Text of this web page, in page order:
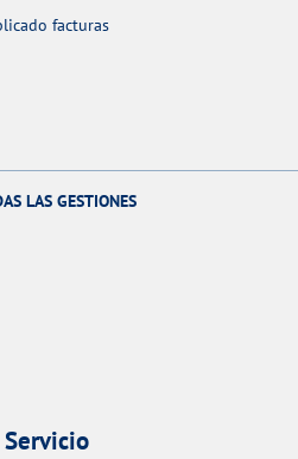
facturas
LAS GESTIONES
Servicio